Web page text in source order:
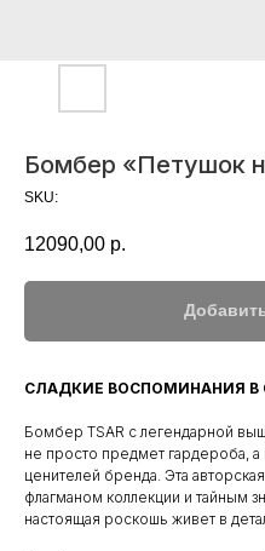
Бомбер «Петушок
SKU:
12090,00 р.
СЛАДКИЕ ВОСПОМИНАНИЯ В
Бомбер TSAR с легендарной
не просто предмет гардероба, а
ценителей бренда. Эта
флагманом коллекции и тайным
настоящая роскошь живет в